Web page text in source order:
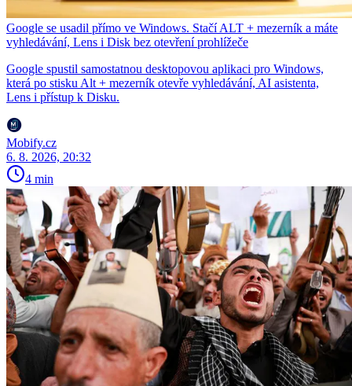
Google se usadil přímo ve Windows. Stačí ALT + mezerník a máte
vyhledávání, Lens i Disk bez otevření prohlížeče
Google spustil samostatnou desktopovou aplikaci pro Windows,
která po stisku Alt + mezerník otevře vyhledávání, AI asistenta,
Lens i přístup k Disku.
Mobify.cz
6. 8. 2026, 20:32
4 min